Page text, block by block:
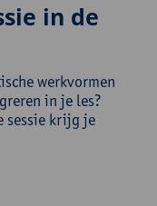
in de
werkvormen
in je les?
sessie krijg je